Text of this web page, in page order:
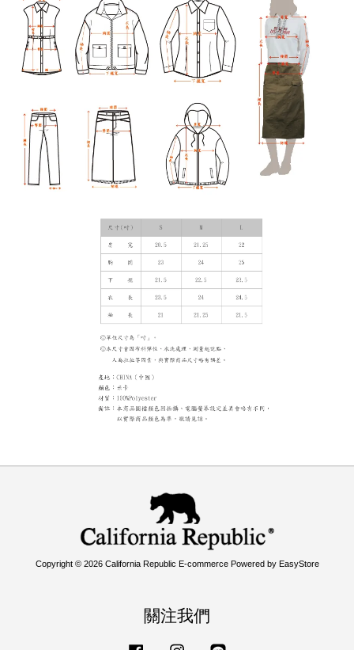
Copyright © 2026 California Republic E-commerce Powered by EasyStore
關注我們
Facebook Instagram